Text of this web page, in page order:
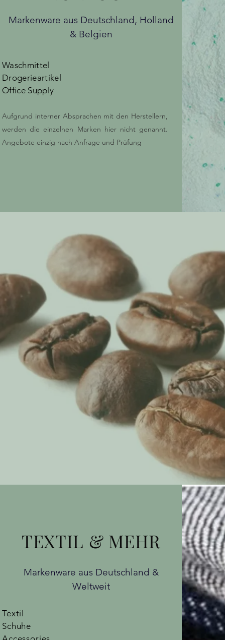
Markenware aus Deutschland, Holland
& Belgien
Waschmittel
Drogerieartikel
Office Supply
Aufgrund interner Absprachen mit den Herstellern,
werden die einzelnen Marken hier nicht genannt.
Angebote einzig nach Anfrage und Prüfung
TEXTIL & MEHR
Markenware aus Deutschland &
Weltweit
Textil
Schuhe